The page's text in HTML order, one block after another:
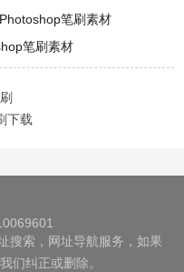
笔刷素材
笔刷素材
下载
搜索，网址导航服务，如果
们纠正或删除。